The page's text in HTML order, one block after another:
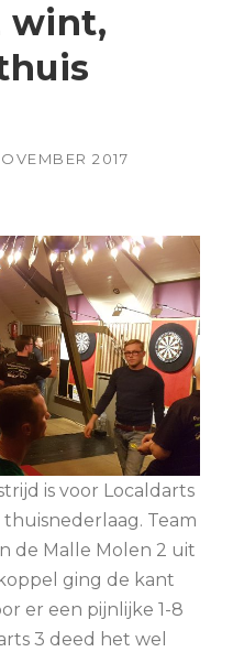
wint,
2017
is voor Localdarts
Team
de Malle Molen 2 uit
ging de kant
er een pijnlijke 1-8
3 deed het wel